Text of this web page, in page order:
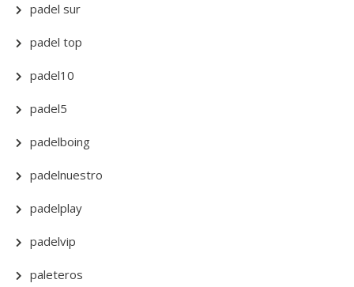
padel sur
padel top
padel10
padel5
padelboing
padelnuestro
padelplay
padelvip
paleteros